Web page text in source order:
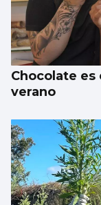
Chocolate es
verano